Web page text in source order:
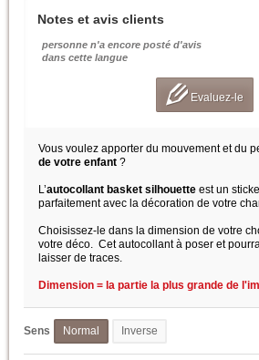
Notes et avis clients
personne n'a encore posté d'avis
dans cette langue
Evaluez-le
Vous voulez apporter du mouvement et du
de votre enfant ?
L’autocollant basket silhouette est un
parfaitement avec la décoration de votre
Choisissez-le dans la dimension de votre
votre déco. Cet autocollant à poser et
laisser de traces.
Dimension = la partie la plus grande de
Sens Normal Inverse